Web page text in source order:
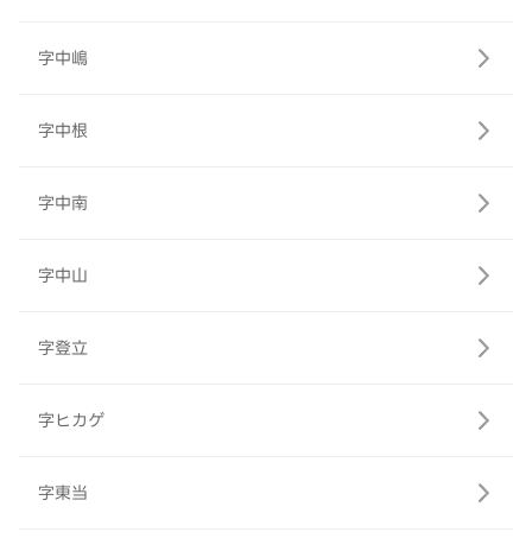
字中嶋
字中根
字中南
字中山
字登立
字ヒカゲ
字東当